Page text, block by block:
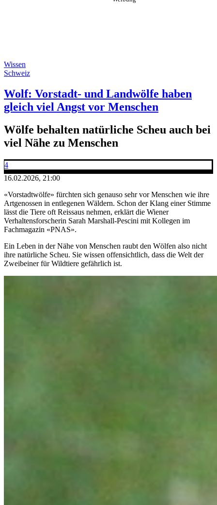
Wissen
Schweiz
Wolf: Vorstadt- und Landwölfe haben
gleich viel Angst vor Menschen
Wölfe behalten natürliche Scheu auch bei
viel Nähe zu Menschen
4
16.02.2026, 21:00
«Vorstadtwölfe» fürchten sich genauso sehr vor Menschen wie ihre
Artgenossen in entlegenen Wäldern. Schon der Klang einer Stimme
lässt die Tiere oft Reissaus nehmen, erklärt die Wiener
Verhaltensforscherin Sarah Marshall-Pescini mit Kollegen im
Fachmagazin «PNAS».
Ein Leben in der Nähe von Menschen raubt den Wölfen also nicht
ihre natürliche Scheu. Sie wissen offensichtlich, dass die Welt der
Zweibeiner für Wildtiere gefährlich ist.